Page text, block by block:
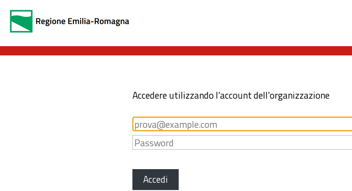
Accedere utilizzando l'account dell'organizzazione
Accedi